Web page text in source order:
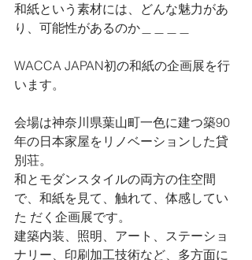
和紙という素材には、どんな魅力があ
り、可能性があるのか＿＿＿＿
WACCA JAPAN初の和紙の企画展を行
います。
会場は神奈川県葉山町一色に建つ築90
年の日本家屋をリノベーションした貸
別荘。
和とモダンスタイルの両方の住空間
で、和紙を見て、触れて、体感してい
た だく企画展です。
建築内装、照明、アート、ステーショ
ナリー、印刷加工技術など、多方面に